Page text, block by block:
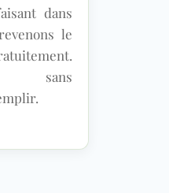
dans
le
sans